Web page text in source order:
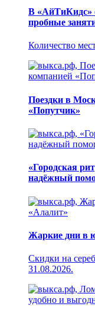
В «АйТиКидс»
пробные
Количество
Поездки в
«Попутчик»
«Городская
надёжный
Жаркие дни в
Скидки на
31.08.2026.